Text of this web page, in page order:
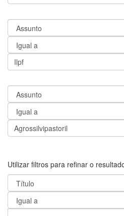
Utilizar filtros para refinar o